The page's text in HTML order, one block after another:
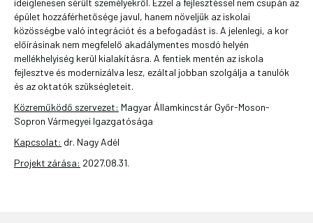
ideiglenesen sérült személyekről. Ezzel a fejlesztéssel nem csupán az
épület hozzáférhetősége javul, hanem növeljük az iskolai
közösségbe való integrációt és a befogadást is. A jelenlegi, a kor
előírásinak nem megfelelő akadálymentes mosdó helyén
mellékhelyiség kerül kialakításra. A fentiek mentén az iskola
fejlesztve és modernizálva lesz, ezáltal jobban szolgálja a tanulók
és az oktatók szükségleteit.
Közreműködő szervezet: Magyar Államkincstár Győr-Moson-
Sopron Vármegyei Igazgatósága
Kapcsolat: dr. Nagy Adél
Projekt zárása: 2027.08.31.